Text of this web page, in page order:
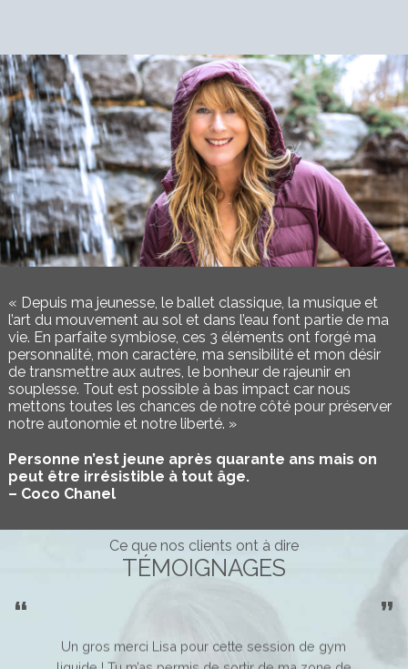
« Depuis ma jeunesse, le ballet classique, la musique et
l’art du mouvement au sol et dans l’eau font partie de ma
vie. En parfaite symbiose, ces 3 éléments ont forgé ma
personnalité, mon caractère, ma sensibilité et mon désir
de transmettre aux autres, le bonheur de rajeunir en
souplesse. Tout est possible à bas impact car nous
mettons toutes les chances de notre côté pour préserver
notre autonomie et notre liberté. »
Personne n’est jeune après quarante ans mais on
peut être irrésistible à tout âge.
– Coco Chanel
Ce que nos clients ont à dire
TÉMOIGNAGES
Un gros merci Lisa pour cette session de gym